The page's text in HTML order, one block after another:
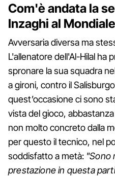
Com'è andata la
Inzaghi al
Avversaria diversa ma
L'allenatore dell'Al-Hilal ha
spronare la sua squadra
a gironi, contro il
quest’occasione ci sono
vista del gioco,
non molto concreto dalla
per questo il tecnico, nel
soddisfatto a metà: "Sono
prestazione in questa